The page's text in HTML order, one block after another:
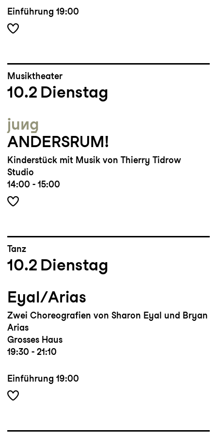
Einführung 19:00
Musiktheater
10.2 Dienstag
jung
ANDERSRUM!
Kinderstück mit Musik von Thierry Tidrow
Studio
14:00 - 15:00
Tanz
10.2 Dienstag
Eyal/Arias
Zwei Choreografien von Sharon Eyal und Bryan
Arias
Grosses Haus
19:30 - 21:10
Einführung 19:00